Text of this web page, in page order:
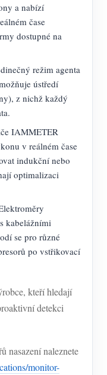
a nabízí
čase
dostupné na
režim agenta
ústředí
z nichž každý
IAMMETER
v reálném čase
indukční nebo
optimalizaci
kabelážními
se pro různé
po vstřikovací
kteří hledají
detekci
nasazení naleznete
monitor-